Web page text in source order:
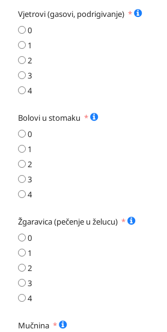
Vjetrovi (gasovi, podrigivanje)
0
1
2
3
4
Bolovi u stomaku
0
1
2
3
4
Žgaravica (pečenje u želucu)
0
1
2
3
4
Mučnina